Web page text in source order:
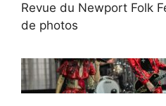
Revue du Newport Folk
de photos